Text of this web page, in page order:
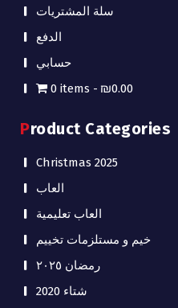
سلة المشتريات
الدفع
حسابي
0 items
₪0.00
Product Categories
Christmas 2025
العاب
العاب تعليمية
خيم و مستلزمات تخييم
رمضان ٢٠٢٥
شتاء 2020